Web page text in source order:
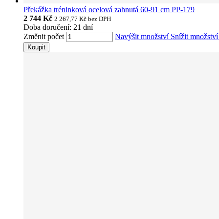
Překážka tréninková ocelová zahnutá 60-91 cm PP-179
2 744 Kč 2 267,77 Kč bez DPH
Doba doručení: 21 dní
Změnit počet
Navýšit množství Snížit
Koupit